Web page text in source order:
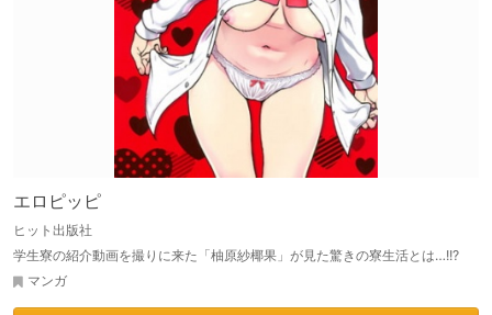
エロピッピ
ヒット出版社
学生寮の紹介動画を撮りに来た「柚原紗椰果」が見た驚きの寮生活とは…!!?
マンガ